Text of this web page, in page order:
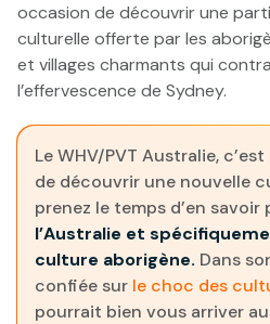
occasion de découvrir une
culturelle offerte par les
et villages charmants qui
l’effervescence de Sydney.
Le WHV/PVT Australie,
de découvrir une nouvelle
prenez le temps d’en savoir
l’Australie et
culture aborigène. Dans
confiée sur le choc des
pourrait bien vous arriver